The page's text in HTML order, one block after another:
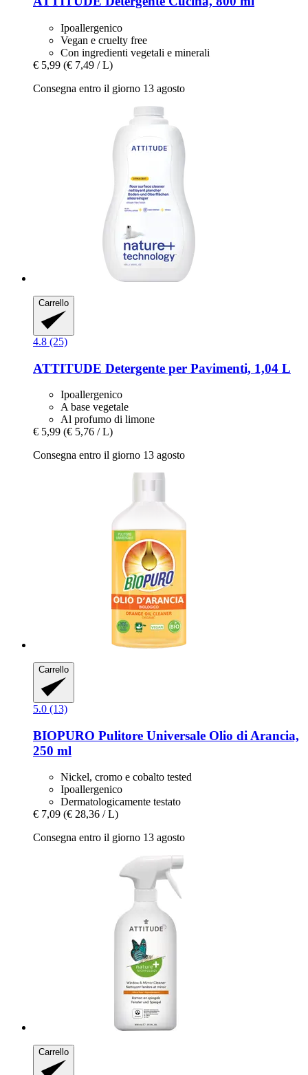
Ipoallergenico
Vegan e cruelty free
Con ingredienti vegetali e minerali
€ 5,99 (€ 7,49 / L)
Consegna entro il giorno 13 agosto
Carrello
4.8 (25)
ATTITUDE Detergente per Pavimenti, 1,04 L
Ipoallergenico
A base vegetale
Al profumo di limone
€ 5,99 (€ 5,76 / L)
Consegna entro il giorno 13 agosto
Carrello
5.0 (13)
BIOPURO Pulitore Universale Olio di Arancia,
250 ml
Nickel, cromo e cobalto tested
Ipoallergenico
Dermatologicamente testato
€ 7,09 (€ 28,36 / L)
Consegna entro il giorno 13 agosto
Carrello